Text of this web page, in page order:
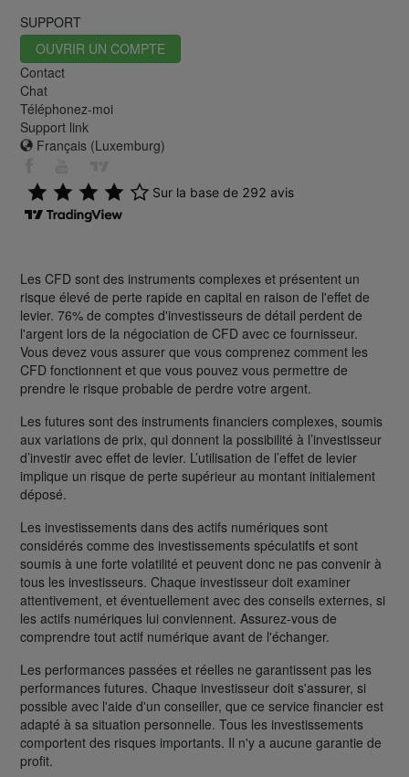
SUPPORT
OUVRIR UN COMPTE
Contact
Chat
Téléphonez-moi
Support link
Français (Luxemburg)
Les CFD sont des instruments complexes et présentent un
risque élevé de perte rapide en capital en raison de l'effet de
levier. 76% de comptes d'investisseurs de détail perdent de
l'argent lors de la négociation de CFD avec ce fournisseur.
Vous devez vous assurer que vous comprenez comment les
CFD fonctionnent et que vous pouvez vous permettre de
prendre le risque probable de perdre votre argent.
Les futures sont des instruments financiers complexes, soumis
aux variations de prix, qui donnent la possibilité à l’investisseur
d’investir avec effet de levier. L’utilisation de l’effet de levier
implique un risque de perte supérieur au montant initialement
déposé.
Les investissements dans des actifs numériques sont
considérés comme des investissements spéculatifs et sont
soumis à une forte volatilité et peuvent donc ne pas convenir à
tous les investisseurs. Chaque investisseur doit examiner
attentivement, et éventuellement avec des conseils externes, si
les actifs numériques lui conviennent. Assurez-vous de
comprendre tout actif numérique avant de l'échanger.
Les performances passées et réelles ne garantissent pas les
performances futures. Chaque investisseur doit s'assurer, si
possible avec l'aide d'un conseiller, que ce service financier est
adapté à sa situation personnelle. Tous les investissements
comportent des risques importants. Il n'y a aucune garantie de
profit.